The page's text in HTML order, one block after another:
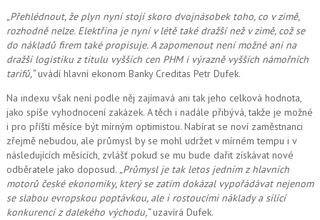
„Přehlédnout, že plyn nyní stojí skoro dvojnásobek toho, co v zimě,
rozhodně nelze. Elektřina je nyní v létě také dražší než v zimě, což se
do nákladů firem také propisuje. A zapomenout není možnéani na
dražší logistiku z titulu vyšších cen PHM i výrazně vyšších námořních
tarifů,“uvádí hlavní ekonom Banky Creditas Petr Dufek.
Na indexu však není podle něj zajímavá ani tak jeho celková hodnota,
jako spíše vyhodnocení zakázek. A těch i nadále přibývá, takže je možné
i pro příští měsíce být mírným optimistou. Nabírat se noví zaměstnanci
zřejmě nebudou, ale průmysl by se mohl udržet v mírném tempu i v
následujících měsících, zvlášť pokud se mu bude dařit získávat nové
odběratele jako doposud. „Průmysl je tak letos jedním z hlavních
motorů české ekonomiky, který se zatím dokázal vypořádávat nejenom
se slabou evropskou poptávkou, ale i rostoucími náklady a sílící
konkurencí z dalekého východu,“uzavírá Dufek.